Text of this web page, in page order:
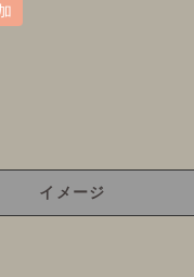
イメージ